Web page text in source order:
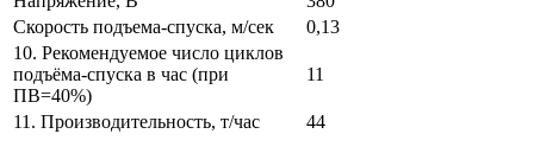
Скорость подъема-спуска, м/сек
0,13
10. Рекомендуемое число циклов
подъёма-спуска в час (при
ПВ=40%)
11
11. Производительность, т/час 44